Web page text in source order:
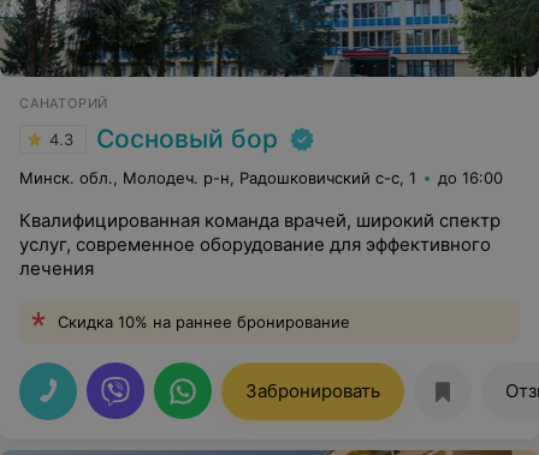
САНАТОРИЙ
4.3 Сосновый бор
Минск. обл., Молодеч. р-н, Радошковичский c-с, 1 до 16:00
Квалифицированная команда врачей, широкий спектр
услуг, современное оборудование для эффективного
лечения
Скидка 10% на раннее бронирование
Забронировать